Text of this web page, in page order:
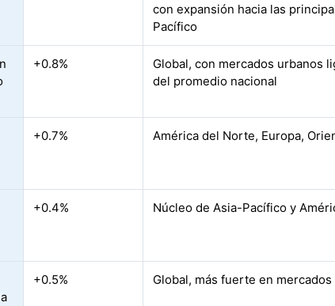
con expansión hacia las
Pacífico
+0.8%
Global, con mercados urbanos
del promedio nacional
+0.7% América del Norte, Europa,
+0.4% Núcleo de Asia-Pacífico y
+0.5% Global, más fuerte en